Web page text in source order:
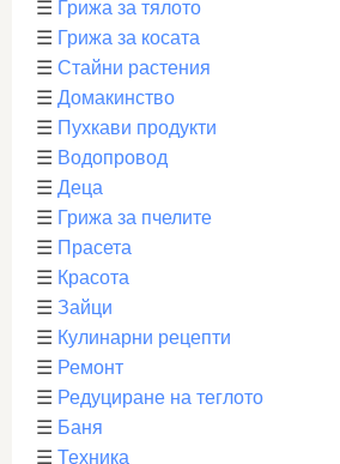
☰ Грижа за тялото
☰ Грижа за косата
☰ Стайни растения
☰ Домакинство
☰ Пухкави продукти
☰ Водопровод
☰ Деца
☰ Грижа за пчелите
☰ Прасета
☰ Красота
☰ Зайци
☰ Кулинарни рецепти
☰ Ремонт
☰ Редуциране на теглото
☰ Баня
☰ Техника